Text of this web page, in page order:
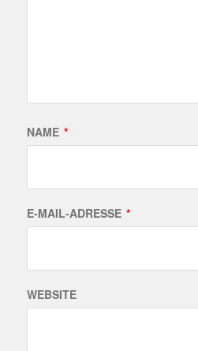
NAME *
E-MAIL-ADRESSE *
WEBSITE